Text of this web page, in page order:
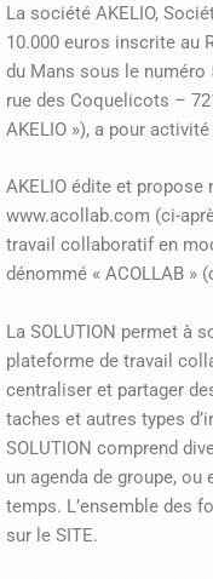
La société AKELIO,
10.000 euros inscrite au
du Mans sous le numéro
rue des Coquelicots –
AKELIO »), a pour
AKELIO édite et
www.acollab.com (ci-
travail collaboratif en
dénommé « ACOLLAB »
La SOLUTION permet à
plateforme de travail
centraliser et partager
taches et autres types
SOLUTION comprend
un agenda de groupe,
temps. L’ensemble des
sur le SITE.